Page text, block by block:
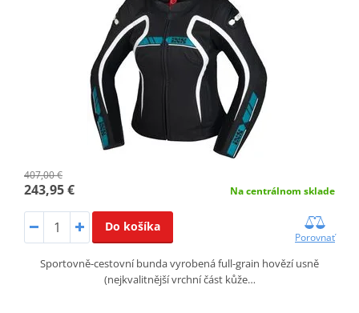
407,00 €
243,95 € Na centrálnom sklade
Do košíka
Porovnať
Sportovně-cestovní bunda vyrobená full-grain hovězí usně
(nejkvalitnější vrchní část kůže…